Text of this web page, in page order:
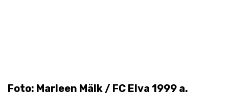
Foto: Marleen Mälk / FC Elva 1999 a.